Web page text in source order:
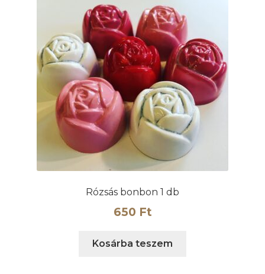
Rózsás bonbon 1 db
650 Ft
Kosárba teszem